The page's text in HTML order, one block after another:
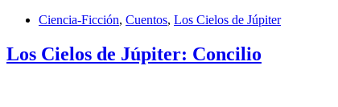
Ciencia-Ficción, Cuentos, Los Cielos de Júpiter
Los Cielos de Júpiter: Concilio